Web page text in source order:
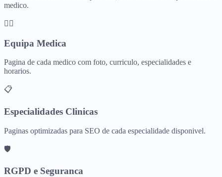
medico.
👩‍⚕️
Equipa Medica
Pagina de cada medico com foto, curriculo, especialidades e
horarios.
📋
Especialidades Clinicas
Paginas optimizadas para SEO de cada especialidade disponivel.
🛡️
RGPD e Seguranca